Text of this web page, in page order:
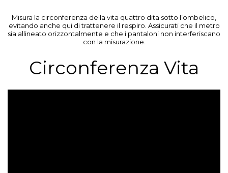
Misura la circonferenza della vita quattro dita sotto l’ombelico,
evitando anche qui di trattenere il respiro. Assicurati che il metro
sia allineato orizzontalmente e che i pantaloni non interferiscano
con la misurazione.
Circonferenza Vita